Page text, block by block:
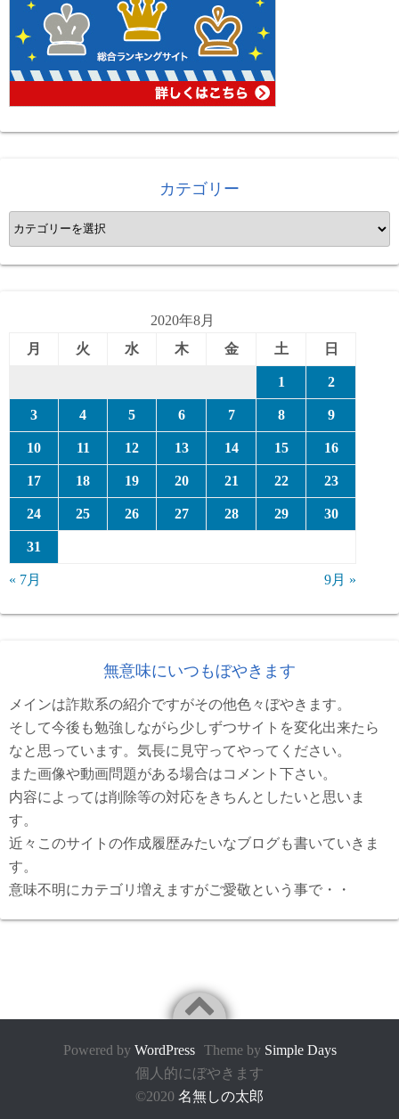
カテゴリー
カ
テ
ゴ
2020年8月
月
火 水 木 金 土 日
1 2
3 4 5 6 7 8 9
10 11 12 13 14 15 16
17 18 19 20 21 22 23
24 25 26 27 28 29 30
31
« 7月 9月 »
無意味にいつもぼやきます
メインは詐欺系の紹介ですがその他色々ぼやきます。
そして今後も勉強しながら少しずつサイトを変化出来たら
なと思っています。気長に見守ってやってください。
また画像や動画問題がある場合はコメント下さい。
内容によっては削除等の対応をきちんとしたいと思いま
す。
近々このサイトの作成履歴みたいなブログも書いていきま
す。
意味不明にカテゴリ増えますがご愛敬という事で・・
Powered by WordPress Theme by Simple Days
個人的にぼやきます
©2020 名無しの太郎